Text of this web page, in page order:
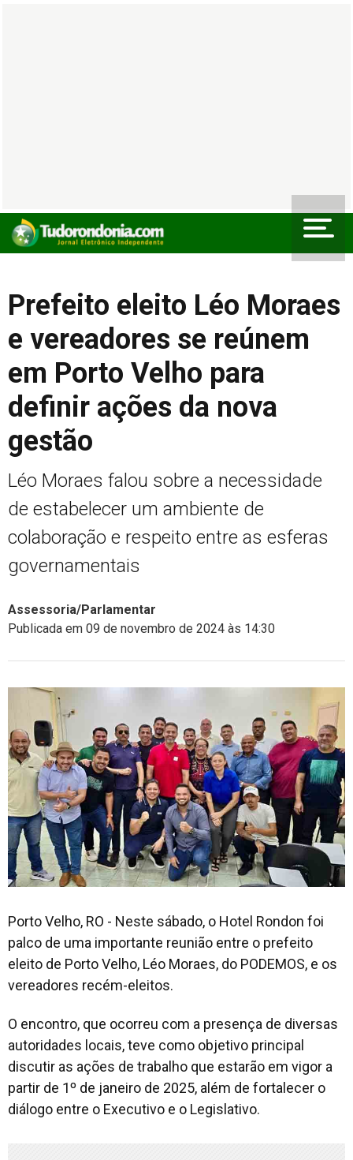
Prefeito eleito Léo Moraes
e vereadores se reúnem
em Porto Velho para
definir ações da nova
gestão
Léo Moraes falou sobre a necessidade
de estabelecer um ambiente de
colaboração e respeito entre as esferas
governamentais
Assessoria/Parlamentar
Publicada em 09 de novembro de 2024 às 14:30
Porto Velho, RO - Neste sábado, o Hotel Rondon foi
palco de uma importante reunião entre o prefeito
eleito de Porto Velho, Léo Moraes, do PODEMOS, e os
vereadores recém-eleitos.
O encontro, que ocorreu com a presença de diversas
autoridades locais, teve como objetivo principal
discutir as ações de trabalho que estarão em vigor a
partir de 1º de janeiro de 2025, além de fortalecer o
diálogo entre o Executivo e o Legislativo.